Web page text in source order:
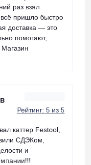
раз взял
пришло быстро
доставка — это
помогают,
Рейтинг: 5 из 5
каттер Festool,
СДЭКом,
и